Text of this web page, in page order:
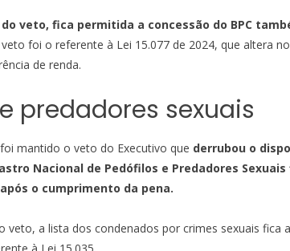
veto, fica permitida a concessão do BPC
veto foi o referente à Lei 15.077 de 2024, que altera
de renda.
predadores sexuais
mantido o veto do Executivo que derrubou o
Nacional de Pedófilos e Predadores
o cumprimento da pena.
veto, a lista dos condenados por crimes sexuais fica